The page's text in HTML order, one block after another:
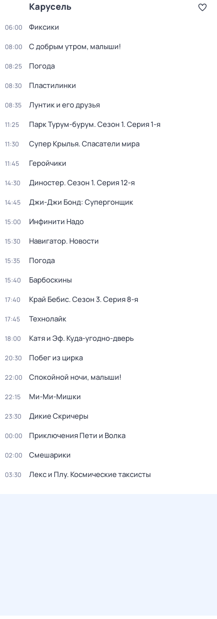
Карусель
06:00 Фиксики
08:00 С добрым утром, малыши!
08:25 Погода
08:30 Пластилинки
08:35 Лунтик и его друзья
11:25 Парк Турум-бурум. Сезон 1. Серия 1-я
11:30 Супер Крылья. Спасатели мира
11:45 Геройчики
14:30 Диностер. Сезон 1. Серия 12-я
14:45 Джи-Джи Бонд: Супергонщик
15:00 Инфинити Надо
15:30 Навигатор. Новости
15:35 Погода
15:40 Барбоскины
17:40 Край Бебис. Сезон 3. Серия 8-я
17:45 Технолайк
18:00 Катя и Эф. Куда-угодно-дверь
20:30 Побег из цирка
22:00 Спокойной ночи, малыши!
22:15 Ми-Ми-Мишки
23:30 Дикие Скричеры
00:00 Приключения Пети и Волка
02:00 Смешарики
03:30 Лекс и Плу. Космические таксисты